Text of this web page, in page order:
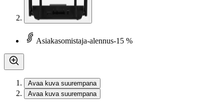
Asiakasomistaja-alennus-15 %
Avaa kuva suurempana
Avaa kuva suurempana